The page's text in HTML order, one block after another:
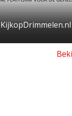
KijkopDrimmelen.nl